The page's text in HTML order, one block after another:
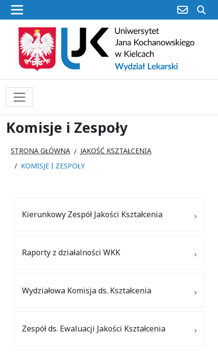
poczta
Komisje i Zespoły
STRONA GŁÓWNA
JAKOŚĆ KSZTAŁCENIA
KOMISJE I ZESPOŁY
Kierunkowy Zespół Jakości Kształcenia
Raporty z działalności WKK
Wydziałowa Komisja ds. Kształcenia
Zespół ds. Ewaluacji Jakości Kształcenia